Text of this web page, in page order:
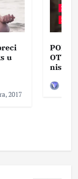
u
2017
BEZ
nisam